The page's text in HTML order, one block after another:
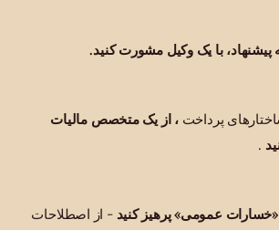
پیشنهاد، با یک وکیل مشورت کنید.
پرداخت، از یک متخصص مالیات
.
«خسارات عمومی» پرهیز کنید - از اصطلاحات